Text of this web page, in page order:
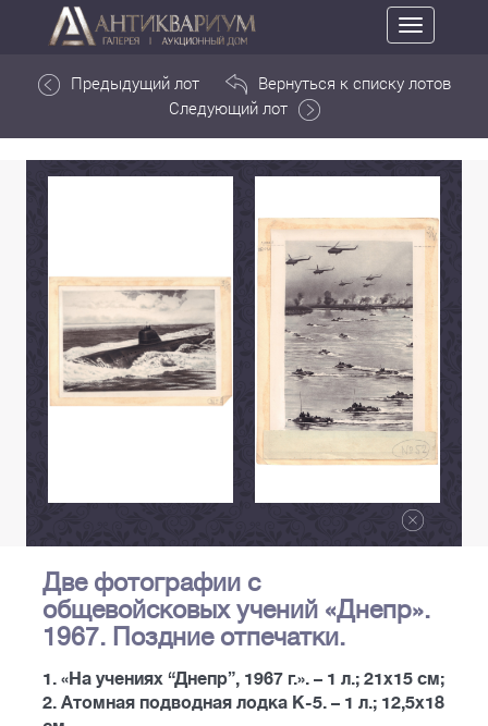
Toggle
navigation
Предыдущий лот
Вернуться к списку лотов
Следующий лот
Две фотографии с
общевойсковых учений «Днепр».
1967. Поздние отпечатки.
1. «На учениях “Днепр”, 1967 г.». – 1 л.; 21х15 см;
2. Атомная подводная лодка К-5. – 1 л.; 12,5х18